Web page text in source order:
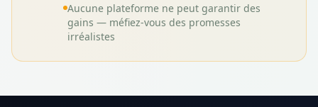
Aucune plateforme ne peut garantir des
gains — méfiez-vous des promesses
irréalistes